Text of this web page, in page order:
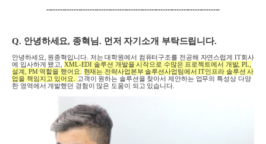
----------------------------------------------------------------------------
Q. 안녕하세요, 종혁님. 먼저 자기소개 부탁드립니다.
안녕하세요 원종혁입니다. 저는 대학원에서 컴퓨터구조를 전공해 자연스럽게 IT회사
에 입사하게 됐고 ,XML-EDI솔루션 개발을 시작으로 수많은 프로젝트에서 개발, PL,
설계 , PM 역할을 했어요 현재는 전략사업본부 솔루션사업팀에서IT인프라 솔루션 사
업을 책임지고 있어요
고객이 원하는 솔루션을 찾아서 제안하는 업무의 특성상 다양
한 영역에서 개발했던 경험이 많은 도움이 되고 있습니다